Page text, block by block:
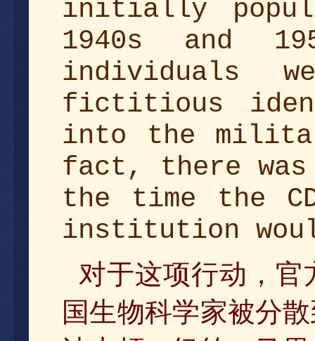
initially
1940s and
individuals
fictitious
into the
fact, there
the time the
institution
对于这项行动，
国生物科学家被分